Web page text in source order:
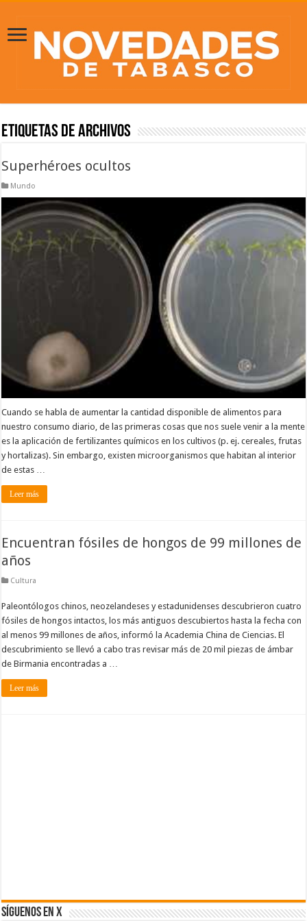
Etiquetas de Archivos
Superhéroes ocultos
Mundo
Cuando se habla de aumentar la cantidad disponible de alimentos para
nuestro consumo diario, de las primeras cosas que nos suele venir a la mente
es la aplicación de fertilizantes químicos en los cultivos (p. ej. cereales, frutas
y hortalizas). Sin embargo, existen microorganismos que habitan al interior
de estas …
Leer más
Encuentran fósiles de hongos de 99 millones de
años
Cultura
Paleontólogos chinos, neozelandeses y estadunidenses descubrieron cuatro
fósiles de hongos intactos, los más antiguos descubiertos hasta la fecha con
al menos 99 millones de años, informó la Academia China de Ciencias. El
descubrimiento se llevó a cabo tras revisar más de 20 mil piezas de ámbar
de Birmania encontradas a …
Leer más
SÍGUENOS EN X